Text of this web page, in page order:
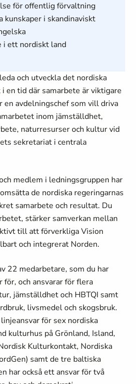
för offentlig förvaltning
kunskaper i skandinaviskt
i ett nordiskt land
och utveckla det nordiska
en tid där samarbete är viktigare
en avdelningschef som vill driva
inom jämställdhet,
naturresurser och kultur vid
sekretariat i centrala
medlem i ledningsgruppen har
de nordiska regeringarnas
samarbete och resultat. Du
stärker samverkan mellan
till att förverkliga Vision
och integrerat Norden.
22 medarbetare, som du har
för, och ansvarar för flera
jämställdhet och HBTQI samt
livsmedel och skogsbruk.
för sex nordiska
kulturhus på Grönland, Island,
Kulturkontakt, Nordiska
samt de tre baltiska
har också ett ansvar för två